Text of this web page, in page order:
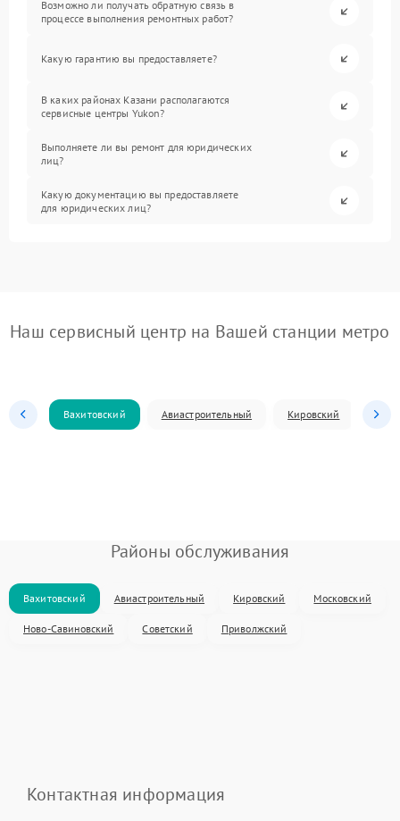
Возможно ли получать обратную связь в
процессе выполнения ремонтных работ?
Какую гарантию вы предоставляете?
В каких районах Казани располагаются
сервисные центры Yukon?
Выполняете ли вы ремонт для юридических
лиц?
Какую документацию вы предоставляете
для юридических лиц?
Наш сервисный центр на Вашей станции метро
Вахитовский Авиастроительный Кировский
Районы обслуживания
Вахитовский Авиастроительный Кировский Московский
Ново-Савиновский Советский Приволжский
Контактная информация